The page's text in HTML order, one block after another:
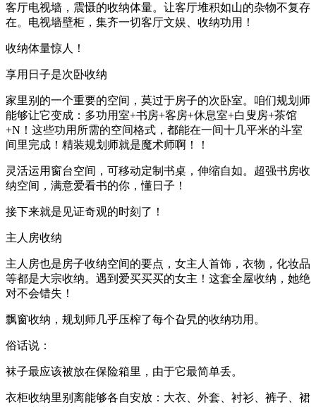
客厅电视墙，震慑的收纳体量。让客厅堆积如山的杂物不复存
在。电视墙壁柜，集齐一切客厅文娱、收纳功用！
收纳体量惊人！
享用日子是次卧收纳
家里别的一个重要的空间，莫过于房子的次卧室。咱们规划师
能够让它变成：多功用室+书房+客房+休息室+白叟房+茶馆
+N！这些功用所需的空间格式，都能在一间十几平米的斗室
间里完成！精装规划师就是魔术师啊！！
灵活运用窗台空间，可移动定制书桌，伸缩自如。超强书房收
纳空间，满意爱看书的你，懂日子！
接下来就是见证奇观的时刻了！
主人房收纳
主人房也是房子收纳空间的要点，女主人首饰，衣物，化妆品
等都是大宗收纳。遇到爱买买买的女主！这套全屋收纳，她绝
对不会错失！
飘窗收纳，规划师几乎压榨了每个旮旯的收纳功用。
俗话说：
袜子最应该被放在保险箱里，由于它最简单丢。
衣柜收纳里别离能够各自安放：大衣、外套、衬衫、裤子、裙